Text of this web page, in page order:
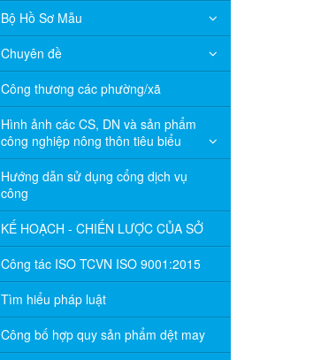
Bộ Hồ Sơ Mẫu
Chuyên đề
Công thương các phường/xã
Hình ảnh các CS, DN và sản phẩm
công nghiệp nông thôn tiêu biểu
Hướng dẫn sử dụng cổng dịch vụ
công
KẾ HOẠCH - CHIẾN LƯỢC CỦA SỞ
Công tác ISO TCVN ISO 9001:2015
Tìm hiểu pháp luật
Công bố hợp quy sản phẩm dệt may